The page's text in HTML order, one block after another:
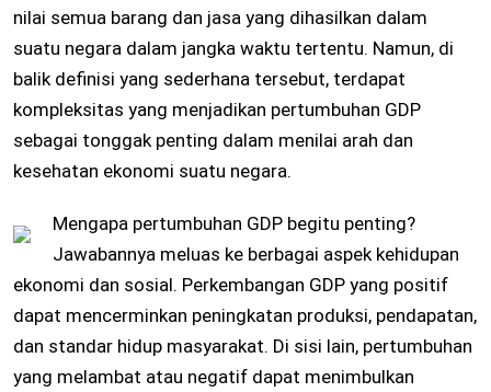
nilai semua barang dan jasa yang dihasilkan dalam
suatu negara dalam jangka waktu tertentu. Namun, di
balik definisi yang sederhana tersebut, terdapat
kompleksitas yang menjadikan pertumbuhan GDP
sebagai tonggak penting dalam menilai arah dan
kesehatan ekonomi suatu negara.
Mengapa pertumbuhan GDP begitu penting?
Jawabannya meluas ke berbagai aspek kehidupan
ekonomi dan sosial. Perkembangan GDP yang positif
dapat mencerminkan peningkatan produksi, pendapatan,
dan standar hidup masyarakat. Di sisi lain, pertumbuhan
yang melambat atau negatif dapat menimbulkan